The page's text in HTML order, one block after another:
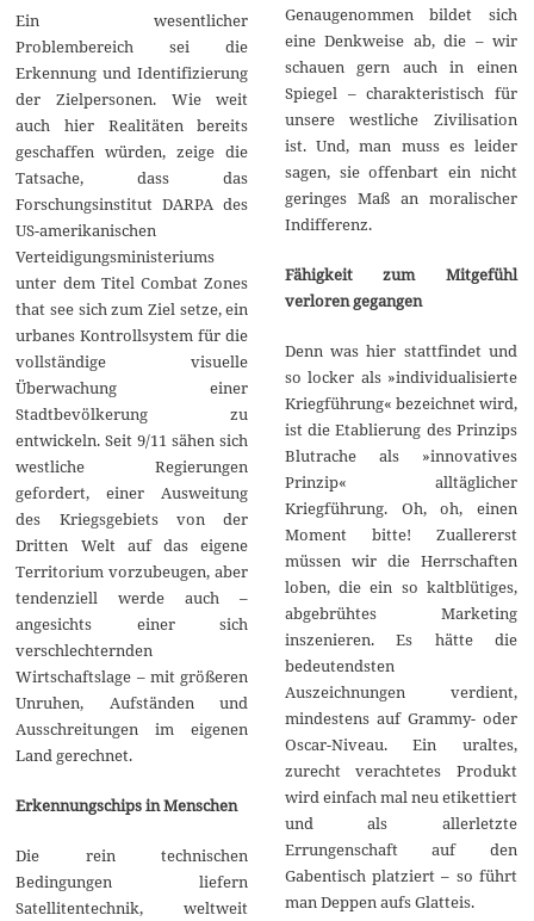
Ein wesentlicher
Problembereich sei die
Erkennung und Identifizierung
der Zielpersonen. Wie weit
auch hier Realitäten bereits
geschaffen würden, zeige die
Tatsache, dass das
Forschungsinstitut DARPA des
US-amerikanischen
Verteidigungsministeriums
unter dem Titel Combat Zones
that see sich zum Ziel setze, ein
urbanes Kontrollsystem für die
vollständige visuelle
Überwachung einer
Stadtbevölkerung zu
entwickeln. Seit 9/11 sähen sich
westliche Regierungen
gefordert, einer Ausweitung
des Kriegsgebiets von der
Dritten Welt auf das eigene
Territorium vorzubeugen, aber
tendenziell werde auch –
angesichts einer sich
verschlechternden
Wirtschaftslage – mit größeren
Unruhen, Aufständen und
Ausschreitungen im eigenen
Land gerechnet.
Erkennungschips in Menschen
Die rein technischen
Bedingungen liefern
Satellitentechnik, weltweit
Genaugenommen bildet sich
eine Denkweise ab, die – wir
schauen gern auch in einen
Spiegel – charakteristisch für
unsere westliche Zivilisation
ist. Und, man muss es leider
sagen, sie offenbart ein nicht
geringes Maß an moralischer
Indifferenz.
Fähigkeit zum Mitgefühl
verloren gegangen
Denn was hier stattfindet und
so locker als »individualisierte
Kriegführung« bezeichnet wird,
ist die Etablierung des Prinzips
Blutrache als »innovatives
Prinzip« alltäglicher
Kriegführung. Oh, oh, einen
Moment bitte! Zuallererst
müssen wir die Herrschaften
loben, die ein so kaltblütiges,
abgebrühtes Marketing
inszenieren. Es hätte die
bedeutendsten
Auszeichnungen verdient,
mindestens auf Grammy- oder
Oscar-Niveau. Ein uraltes,
zurecht verachtetes Produkt
wird einfach mal neu etikettiert
und als allerletzte
Errungenschaft auf den
Gabentisch platziert – so führt
man Deppen aufs Glatteis.